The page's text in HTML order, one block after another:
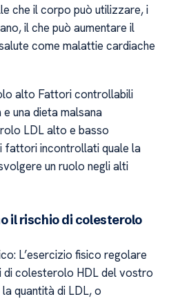
che il corpo può utilizzare, i
il che può aumentare il
come malattie cardiache
alto Fattori controllabili
una dieta malsana
LDL alto e basso
fattori incontrollati quale la
un ruolo negli alti
il rischio di colesterolo
L’esercizio fisico regolare
di colesterolo HDL del vostro
quantità di LDL, o